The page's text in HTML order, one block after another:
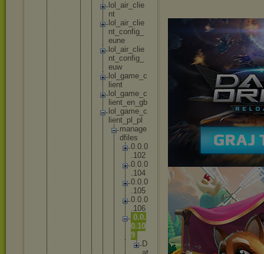
lo
air_ cl ie
nt
lo
air_ cl ie
nt _config_
eune
lo
air_ cl ie
nt _config_
euw
lo
game _c
lient
lo
game _c
lient_ en _gb
lo
game _c
lient_ pl _p
manage
dfi es
0.0.0
.102
0.0.0
.104
0.0.0
.105
0.0.0
.106
0.0.
0.10
9
D